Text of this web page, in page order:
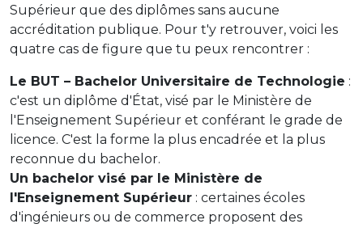
Supérieur que des diplômes sans aucune
accréditation publique. Pour t'y retrouver, voici les
quatre cas de figure que tu peux rencontrer :
Le BUT – Bachelor Universitaire de Technologie :
c'est un diplôme d'État, visé par le Ministère de
l'Enseignement Supérieur et conférant le grade de
licence. C'est la forme la plus encadrée et la plus
reconnue du bachelor.
Un bachelor visé par le Ministère de
l'Enseignement Supérieur : certaines écoles
d'ingénieurs ou de commerce proposent des